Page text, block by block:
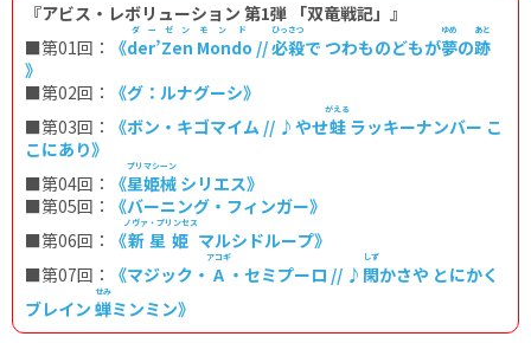
『アビス・レボリューション 第1弾 「双竜戦記」』
■第01回：
《der’Zen
ダーゼン
Mondo
モンド
//必殺
ひっさつ
で つわものどもが夢
ゆめ
の跡
あと
》
■第02回：
《グ：ルナグーシ》
■第03回：
《ボン・キゴマイム // ♪やせ蛙
がえる
ラッキーナンバー こ
こにあり》
■第04回：
《星姫械
プリマシーン
シリエス》
■第05回：
《バーニング・フィンガー》
■第06回：
《新星姫
ノヴァ・プリンセス
マルシドループ》
■第07回：
《マジック・ A
アコギ
・セミプーロ // ♪ 閑
しず
かさや とにかく
ブレイン 蝉
せみ
ミンミン》